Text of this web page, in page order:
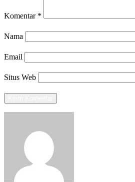
Komentar *
Nama
Email
Situs Web